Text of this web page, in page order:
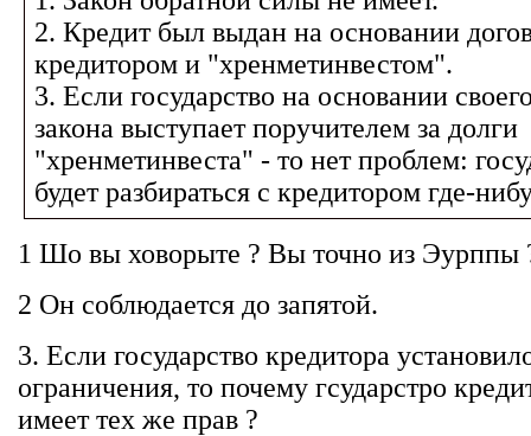
2. Кредит был выдан на основании
кредитором и "хренметинвестом".
3. Если государство на основании
закона выступает поручителем за долги
"хренметинвеста" - то нет проблем:
будет разбираться с кредитором где-
1 Шо вы ховорыте ? Вы точно из Эурппы
2 Он соблюдается до запятой.
3. Если государство кредитора
ограничения, то почему гсударстро
имеет тех же прав ?